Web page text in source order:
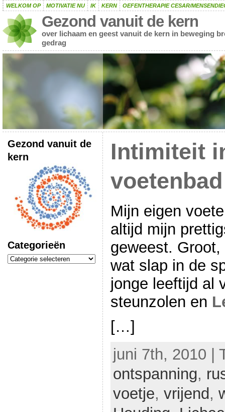
WELKOM OP MOTIVATIE NU IK KERN OEFENTHERAPIE CESAR/
Gezond vanuit de kern
over lichaam en geest vanuit de kern in beweging
gedrag
Gezond vanuit de
kern
Categorieën
Categorieën
Intimiteit
voetenbad
Mijn eigen
altijd mijn
geweest.
wat slap in de
jonge leeftijd al
steunzolen en
[…]
juni 7th, 2010 |
ontspanning,
voetje, vrijend ,